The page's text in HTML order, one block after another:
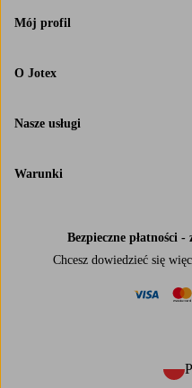
Mój profil
O Jotex
Nasze usługi
Warunki
Bezpieczne płatności
Chcesz dowiedzieć się
-